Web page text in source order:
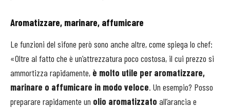
Aromatizzare, marinare, affumicare
Le funzioni del sifone però sono anche altre, come spiega lo chef:
«Oltre al fatto che è un’attrezzatura poco costosa, il cui prezzo si
ammortizza rapidamente, è molto utile per aromatizzare,
marinare o affumicare in modo veloce. Un esempio? Posso
preparare rapidamente un olio aromatizzato all’arancia e